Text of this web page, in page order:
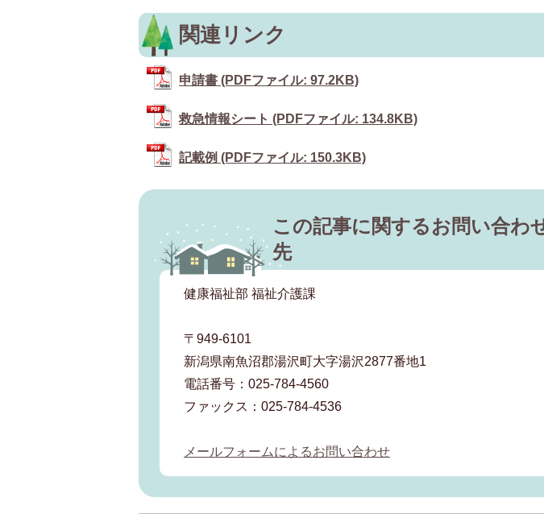
関連リンク
申請書 (PDFファイル: 97.2KB)
救急情報シート (PDFファイル: 134.8KB)
記載例 (PDFファイル: 150.3KB)
この記事に関するお問い合わ
先
健康福祉部 福祉介護課
〒949-6101
新潟県南魚沼郡湯沢町大字湯沢2877番地1
電話番号：025-784-4560
ファックス：025-784-4536
メールフォームによるお問い合わせ